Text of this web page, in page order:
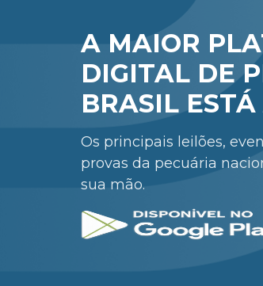
A MAIOR
DIGITAL DE
BRASIL
Os principais leilões,
provas da pecuária
sua mão.